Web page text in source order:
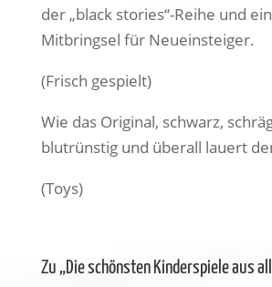
der „black stories“-Reihe und
Mitbringsel für Neueinsteiger.
(Frisch gespielt)
Wie das Original, schwarz,
blutrünstig und überall lauert
(Toys)
Zu „Die schönsten Kinderspiele aus